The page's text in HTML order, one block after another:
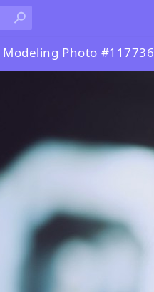
Modeling Photo #117736